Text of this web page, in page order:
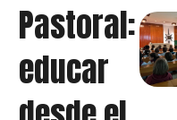
Pastoral:
educar